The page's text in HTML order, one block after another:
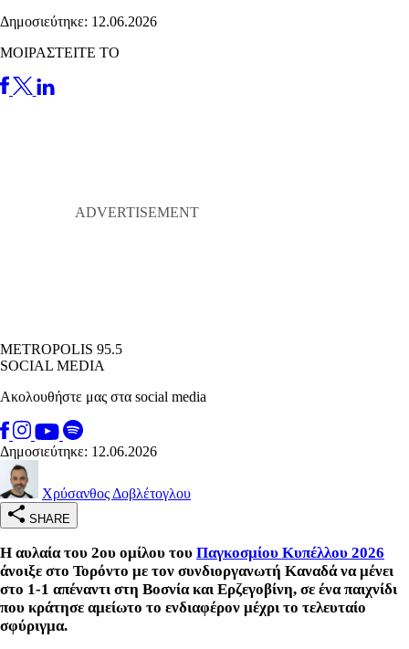
Δημοσιεύτηκε: 12.06.2026
ΜΟΙΡΑΣΤΕΙΤΕ ΤΟ
METROPOLIS 95.5
SOCIAL MEDIA
Ακολουθήστε μας στα social media
Δημοσιεύτηκε: 12.06.2026
Χρύσανθος Δοβλέτογλου
SHARE
Η αυλαία του 2ου ομίλου του Παγκοσμίου Κυπέλλου 2026
άνοιξε στο Τορόντο με τον συνδιοργανωτή Καναδά να μένει
στο 1-1 απέναντι στη Βοσνία και Ερζεγοβίνη, σε ένα παιχνίδι
που κράτησε αμείωτο το ενδιαφέρον μέχρι το τελευταίο
σφύριγμα.